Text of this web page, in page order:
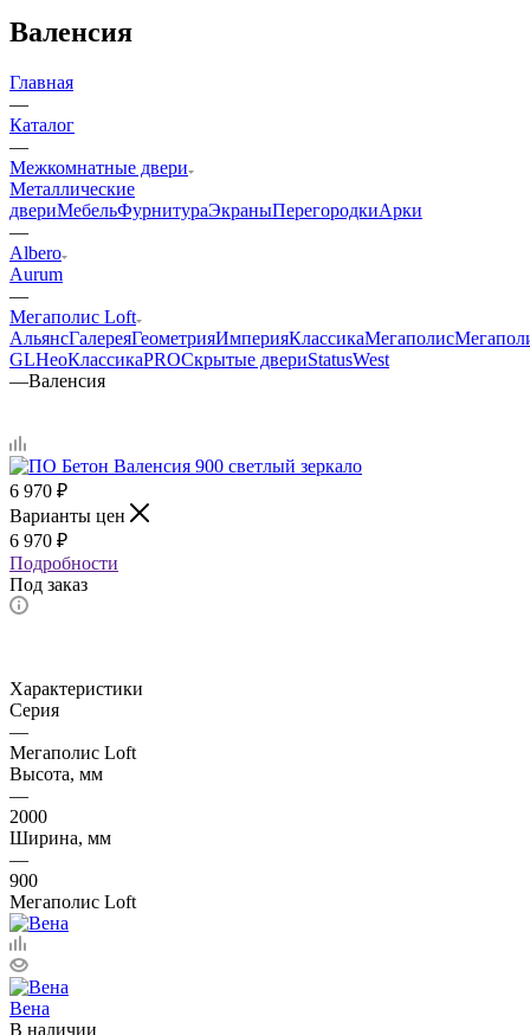
Валенсия
Главная
—
Каталог
—
Межкомнатные двери
Металлические
двериМебельФурнитураЭкраныПерегородкиАрки
—
Albero
Aurum
—
Мегаполис Loft
АльянсГалереяГеометрияИмперияКлассикаМегаполис
GLНеоКлассикаPROСкрытые двериStatusWest
—Валенсия
6 970 ₽
Варианты цен
6 970 ₽
Подробности
Под заказ
Характеристики
Серия
—
Мегаполис Loft
Высота, мм
—
2000
Ширина, мм
—
900
Мегаполис Loft
Вена
В наличии